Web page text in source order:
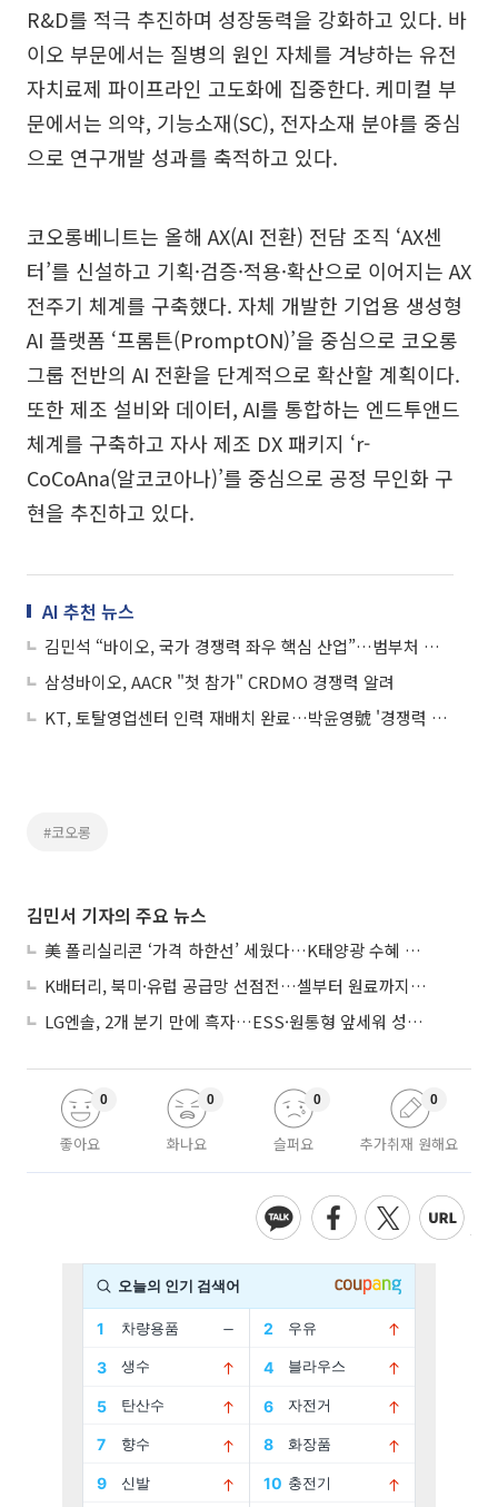
R&D를 적극 추진하며 성장동력을 강화하고 있다. 바
이오 부문에서는 질병의 원인 자체를 겨냥하는 유전
자치료제 파이프라인 고도화에 집중한다. 케미컬 부
문에서는 의약, 기능소재(SC), 전자소재 분야를 중심
으로 연구개발 성과를 축적하고 있다.
코오롱베니트는 올해 AX(AI 전환) 전담 조직 ‘AX센
터’를 신설하고 기획·검증·적용·확산으로 이어지는 AX
전주기 체계를 구축했다. 자체 개발한 기업용 생성형
AI 플랫폼 ‘프롬튼(PromptON)’을 중심으로 코오롱
그룹 전반의 AI 전환을 단계적으로 확산할 계획이다.
또한 제조 설비와 데이터, AI를 통합하는 엔드투앤드
체계를 구축하고 자사 제조 DX 패키지 ‘r-
CoCoAna(알코코아나)’를 중심으로 공정 무인화 구
현을 추진하고 있다.
AI 추천 뉴스
김민석 “바이오, 국가 경쟁력 좌우 핵심 산업”…범부처 컨트롤타워 가동
삼성바이오, AACR "첫 참가" CRDMO 경쟁력 알려
KT, 토탈영업센터 인력 재배치 완료…박윤영號 '경쟁력 회복' 속도전
#코오롱
김민서 기자의 주요 뉴스
美 폴리실리콘 ‘가격 하한선’ 세웠다…K태양광 수혜 기대
K배터리, 북미·유럽 공급망 선점전…셀부터 원료까지 현지화
LG엔솔, 2개 분기 만에 흑자…ESS·원통형 앞세워 성장 가속
좋아요
0
화나요
0
슬퍼요
0
추가취재 원해요
0